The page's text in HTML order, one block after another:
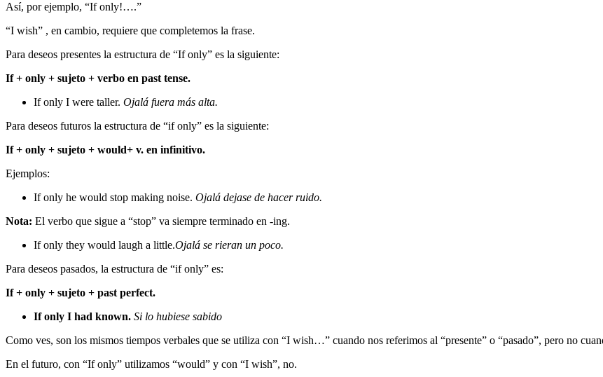
Así, por ejemplo, “If only!….”
“I wish” , en cambio, requiere que completemos la frase.
Para deseos presentes la estructura de “If only” es la siguiente:
If + only + sujeto + verbo en past tense.
If only I were taller. Ojalá fuera más alta.
Para deseos futuros la estructura de “if only” es la siguiente:
If + only + sujeto + would+ v. en infinitivo.
Ejemplos:
If only he would stop making noise. Ojalá dejase de hacer ruido.
Nota: El verbo que sigue a “stop” va siempre terminado en -ing.
If only they would laugh a little.Ojalá se rieran un poco.
Para deseos pasados, la estructura de “if only” es:
If + only + sujeto + past perfect.
If only I had known. Si lo hubiese sabido
Como ves, son los mismos tiempos verbales que se utiliza con “I wish…” cuando nos referimos al “presente” o “pasado”, pero no
En el futuro, con “If only” utilizamos “would” y con “I wish”, no.